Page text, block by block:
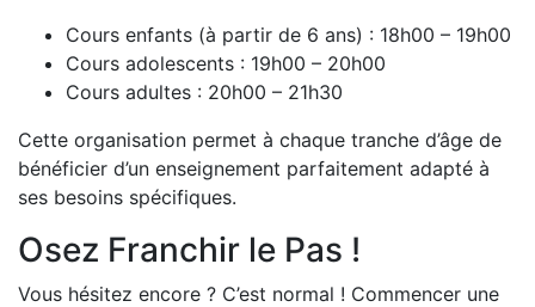
Cours enfants (à partir de 6 ans) : 18h00 – 19h00
Cours adolescents : 19h00 – 20h00
Cours adultes : 20h00 – 21h30
Cette organisation permet à chaque tranche d’âge de
bénéficier d’un enseignement parfaitement adapté à
ses besoins spécifiques.
Osez Franchir le Pas !
Vous hésitez encore ? C’est normal ! Commencer une